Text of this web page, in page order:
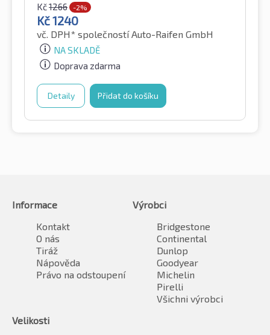
Kč1266 -2%
Kč1240
vč. DPH* společností Auto-Raifen GmbH
NA SKLADĚ
Doprava zdarma
Detaily Přidat do košíku
Informace
Kontakt
O nás
Tiráž
Nápověda
Právo na odstoupení
Výrobci
Bridgestone
Continental
Dunlop
Goodyear
Michelin
Pirelli
Všichni výrobci
Velikosti